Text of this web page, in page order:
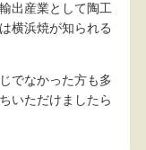
出産業として陶工
横浜焼が知られる
でなかった方も多
いただけましたら